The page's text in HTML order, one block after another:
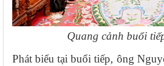
Quang cảnh buổi
Phát biểu tại buổi tiếp, ông